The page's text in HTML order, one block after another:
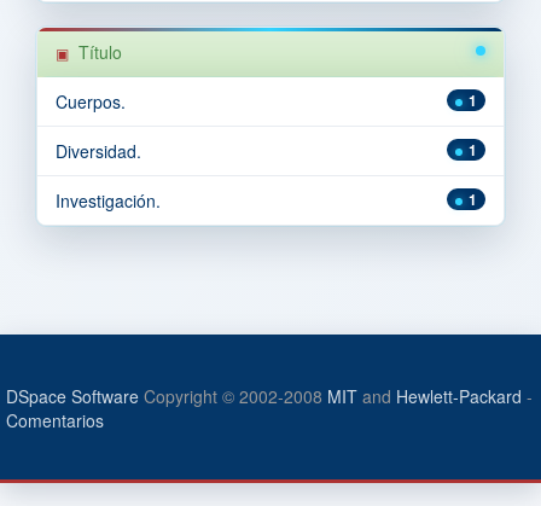
Título
1
Cuerpos.
1
Diversidad.
1
Investigación.
DSpace Software Copyright © 2002-2008 MIT and Hewlett-Packard -
Comentarios